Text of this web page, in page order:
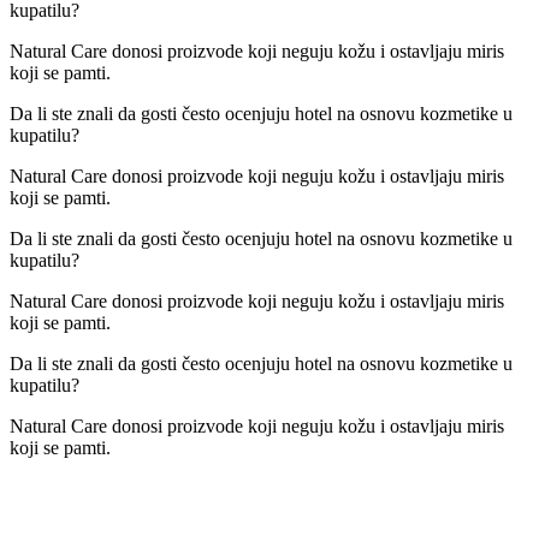
kupatilu?
Natural Care donosi proizvode koji neguju kožu i ostavljaju miris
koji se pamti.
Da li ste znali da gosti često ocenjuju hotel na osnovu kozmetike u
kupatilu?
Natural Care donosi proizvode koji neguju kožu i ostavljaju miris
koji se pamti.
Da li ste znali da gosti često ocenjuju hotel na osnovu kozmetike u
kupatilu?
Natural Care donosi proizvode koji neguju kožu i ostavljaju miris
koji se pamti.
Da li ste znali da gosti često ocenjuju hotel na osnovu kozmetike u
kupatilu?
Natural Care donosi proizvode koji neguju kožu i ostavljaju miris
koji se pamti.